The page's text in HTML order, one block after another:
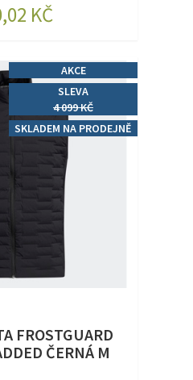
KČ
AKCE
SLEVA
4 099 KČ
SKLADEM NA PRODEJNĚ
FROSTGUARD
ČERNÁ M